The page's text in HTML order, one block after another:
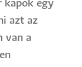
kapok egy
azt az
van a